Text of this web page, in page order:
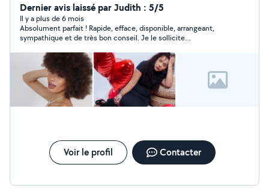
Dernier avis laissé par Judith : 5/5
Il y a plus de 6 mois
Absolument parfait ! Rapide, efface, disponible, arrangeant,
sympathique et de très bon conseil. Je le sollicite
chaudement !
Voir le profil Contacter